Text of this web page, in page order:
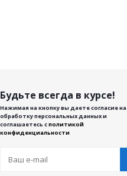
Будьте всегда в курсе!
Нажимая на кнопку вы даете согласие на
обработку персональных данных и
соглашаетесь сполитикой
конфиденциальности